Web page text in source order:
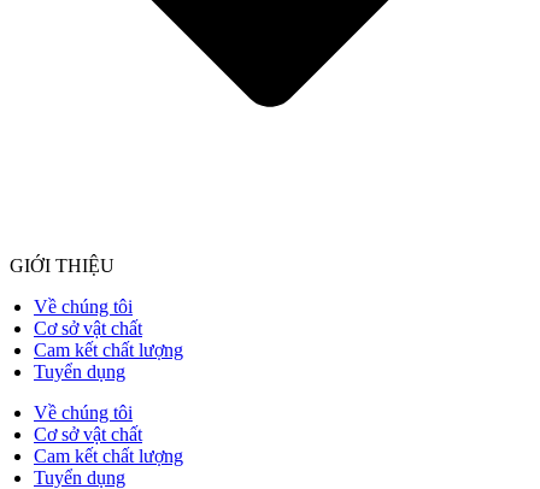
GIỚI THIỆU
Về chúng tôi
Cơ sở vật chất
Cam kết chất lượng
Tuyển dụng
Về chúng tôi
Cơ sở vật chất
Cam kết chất lượng
Tuyển dụng